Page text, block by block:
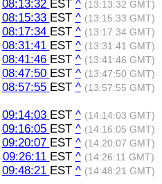
08:13:32 EST ^ (13:13:32 GMT)
08:15:33 EST ^ (13:15:33 GMT)
08:17:34 EST ^ (13:17:34 GMT)
08:31:41 EST ^ (13:31:41 GMT)
08:41:46 EST ^ (13:41:46 GMT)
08:47:50 EST ^ (13:47:50 GMT)
08:57:55 EST ^ (13:57:55 GMT)
09:14:03 EST ^ (14:14:03 GMT)
09:16:05 EST ^ (14:16:05 GMT)
09:20:07 EST ^ (14:20:07 GMT)
09:26:11 EST ^ (14:26:11 GMT)
09:48:21 EST ^ (14:48:21 GMT)